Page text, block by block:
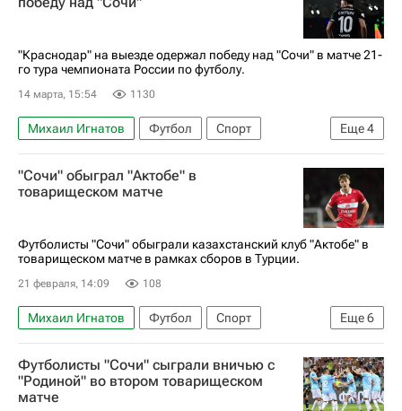
"Краснодар" на выезде одержал победу над "Сочи" в матче 21-
го тура чемпионата России по футболу.
14 марта, 15:54 1130
Еще4
Михаил Игнатов Футбол
Спорт
Эдуард Сперцян
РПЛ 2026-2027 (Чемпионат России по футболу)
"Сочи" обыграл "Актобе" в
товарищеском матче
Футболисты "Сочи" обыграли казахстанский клуб "Актобе" в
товарищеском матче в рамках сборов в Турции.
21 февраля, 14:09 108
Еще6
Михаил Игнатов Футбол
Спорт
Турция
Белек
Антон Зиньковский
Актобе
Сочи
РПЛ 2026-2027 (Чемпионат России по футболу)
Футболисты "Сочи" сыграли вничью с
"Родиной" во втором товарищеском
матче